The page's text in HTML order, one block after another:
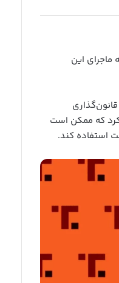
ماجرای این
کرد که ممکن است